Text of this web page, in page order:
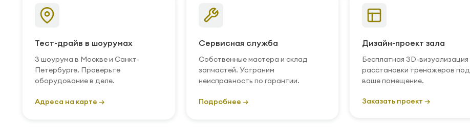
Тест-драйв в шоурумах
3 шоурума в Москве и Санкт-
Петербурге. Проверьте
оборудование в деле.
Адреса на карте →
Сервисная служба
Собственные мастера и склад
запчастей. Устраним
неисправность по гарантии.
Подробнее →
Дизайн-проект зала
Бесплатная 3D-визуализация
расстановки тренажеров под
ваше помещение.
Заказать проект →